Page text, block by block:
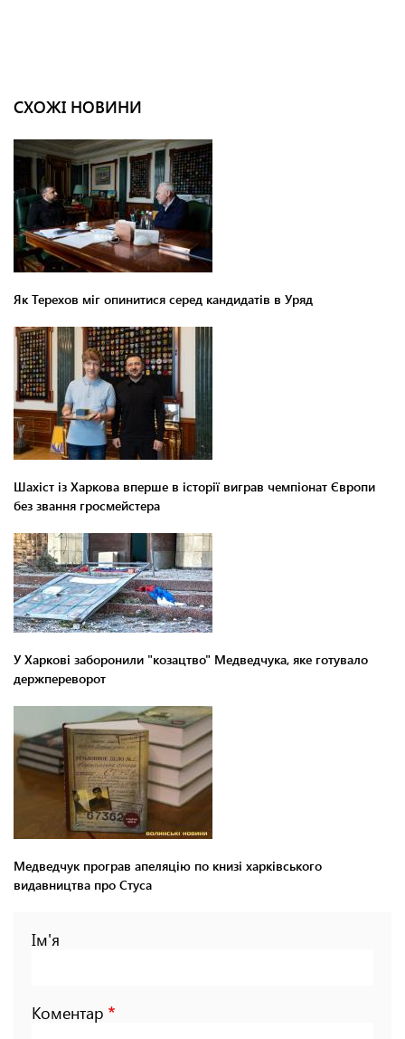
СХОЖІ НОВИНИ
Як Терехов міг опинитися серед кандидатів в Уряд
Шахіст із Харкова вперше в історії виграв чемпіонат Європи
без звання гросмейстера
У Харкові заборонили "козацтво" Медведчука, яке готувало
держпереворот
Медведчук програв апеляцію по книзі харківського
видавництва про Стуса
Ім'я
Коментар